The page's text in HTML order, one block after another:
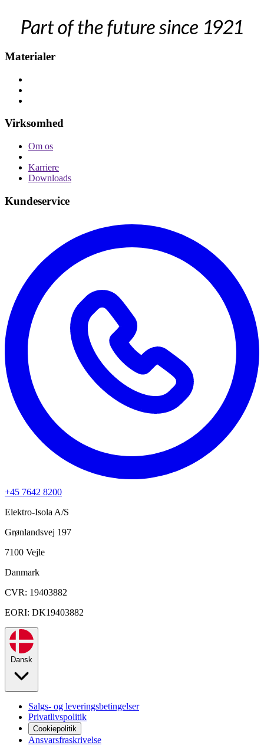
Materialer
Virksomhed
Om os
Karriere
Downloads
Kundeservice
+45 7642 8200
Elektro-Isola A/S
Grønlandsvej 197
7100 Vejle
Danmark
CVR: 19403882
EORI: DK19403882
Dansk
Salgs- og leveringsbetingelser
Privatlivspolitik
Cookiepolitik
Ansvarsfraskrivelse